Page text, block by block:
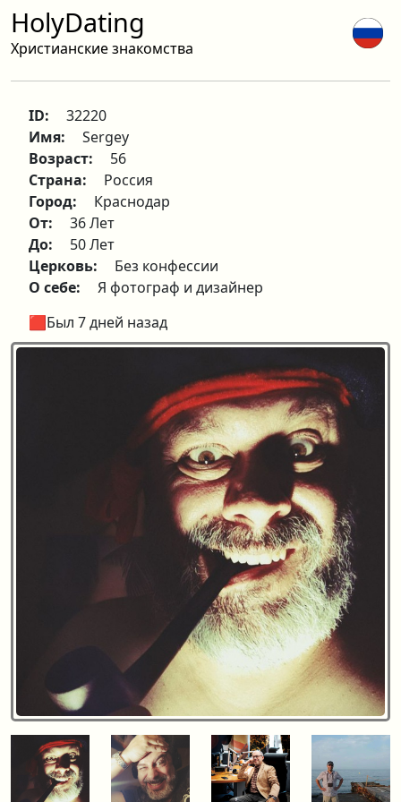
HolyDating
Христианские знакомства
ID:
32220
Имя:
Sergey
Возраст:
56
Страна:
Россия
Город:
Краснодар
От:
36 Лет
До:
50 Лет
Церковь:
Без конфессии
О себе:
Я фотограф и дизайнер
🟥Был 7 дней назад